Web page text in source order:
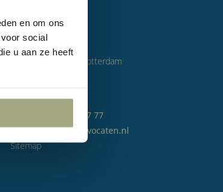
en om ons
social
u aan ze heeft
CONTACT
Bezoekadres
World Port Center Rotterdam
010 209 27 77
E-mail:info@lvh-advocaten.nl
Sitemap